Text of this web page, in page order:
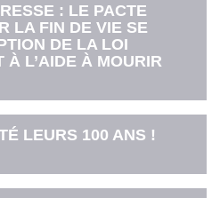
: LE PACTE
LA FIN DE VIE SE
DE LA LOI
À L’AIDE À MOURIR
LEURS 100 ANS !